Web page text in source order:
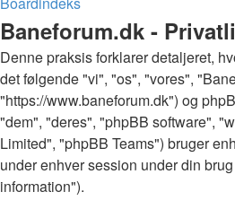
Søg
Baneforum.dk -
Denne praksis forklarer detaljeret,
det følgende "vi", "os", "vores",
"https://www.baneforum.dk") og
"dem", "deres", "phpBB software",
Limited", "phpBB Teams") bruger
under enhver session under din
information").